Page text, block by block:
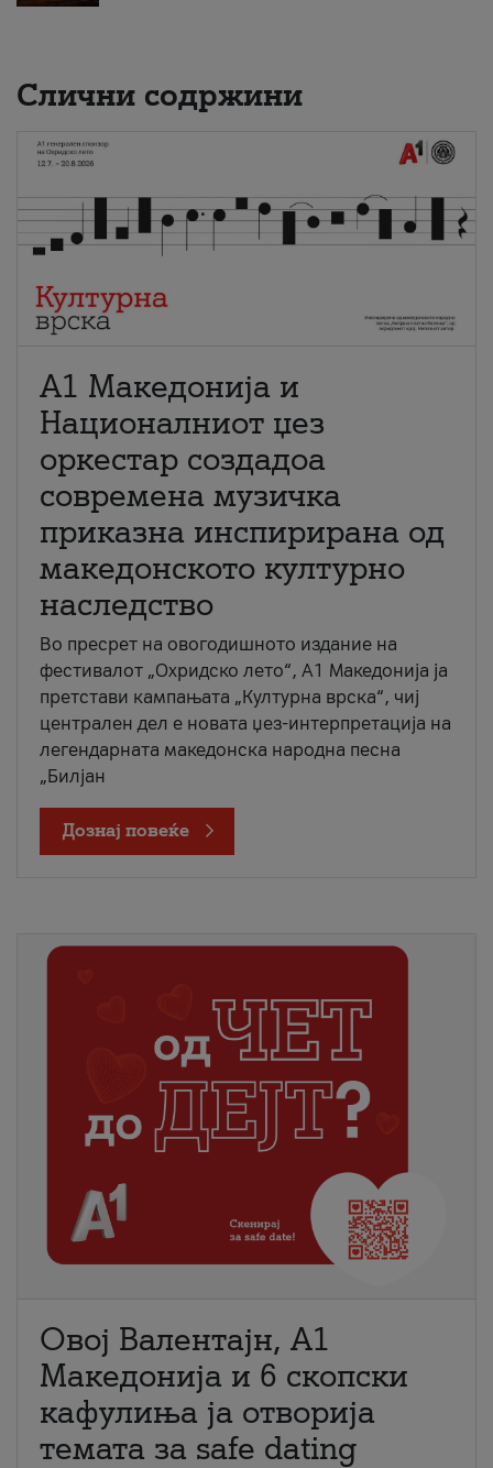
Слични содржини
А1 Македонија и
Националниот џез
оркестар создадоа
современа музичка
приказна инспирирана од
македонското културно
наследство
Во пресрет на овогодишното издание на
фестивалот „Охридско лето“, А1 Македонија ја
претстави кампањата „Културна врска“, чиј
централен дел е новата џез-интерпретација на
легендарната македонска народна песна
„Билјан
Дознај повеќе
Овој Валентајн, A1
Македонија и 6 скопски
кафулиња ја отворија
темата за safe dating